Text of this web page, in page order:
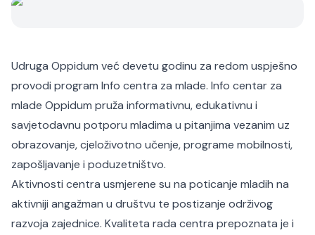
Udruga Oppidum već devetu godinu za redom uspješno
provodi program Info centra za mlade. Info centar za
mlade Oppidum pruža informativnu, edukativnu i
savjetodavnu potporu mladima u pitanjima vezanim uz
obrazovanje, cjeloživotno učenje, programe mobilnosti,
zapošljavanje i poduzetništvo.
Aktivnosti centra usmjerene su na poticanje mladih na
aktivniji angažman u društvu te postizanje održivog
razvoja zajednice. Kvaliteta rada centra prepoznata je i